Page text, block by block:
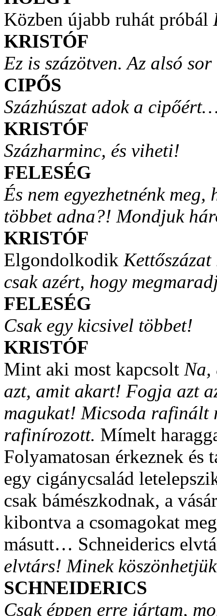
Közben újabb ruhát próbál
KRISTÓF
Ez is százötven. Az alsó
CIPŐS
Százhúszat adok a
KRISTÓF
Százharminc, és viheti!
FELESÉG
És nem egyezhetnénk
többet adna?! Mondjuk
KRISTÓF
Elgondolkodik Kettőszázat
csak azért, hogy
FELESÉG
Csak egy kicsivel többet!
KRISTÓF
Mint aki most kapcsolt Na,
azt, amit akart! Fogja azt
magukat! Micsoda rafinált
rafinírozott. Mímelt
Folyamatosan érkeznek és
egy cigánycsalád
csak bámészkodnak, a
kibontva a csomagokat
másutt… Schneiderics
elvtárs! Minek
SCHNEIDERICS
Csak éppen erre jártam,